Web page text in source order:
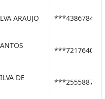
ARAUJO ***43867840**
***72176408**
DE
***25558879**